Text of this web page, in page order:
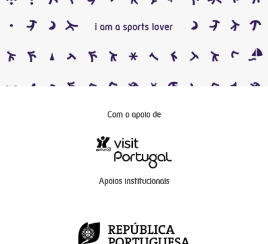
Com o apoio de
Apoios institucionais